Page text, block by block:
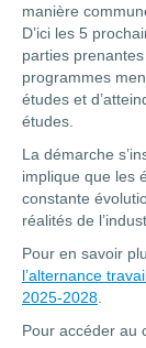
manière
D’ici les 5
parties
programmes
études et
études.
La démarche
implique que les
constante
réalités de
Pour en savoir
l’alternance
2025-2028
Pour accéder au